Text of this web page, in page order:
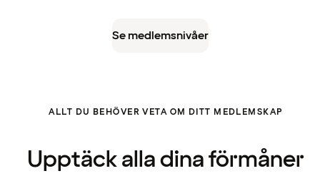
Se medlemsnivåer
ALLT DU BEHÖVER VETA OM DITT MEDLEMSKAP
Upptäck alla dina förmåner